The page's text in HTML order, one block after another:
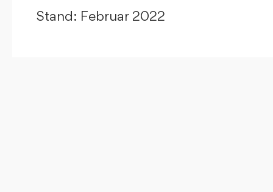
Stand: Februar 2022